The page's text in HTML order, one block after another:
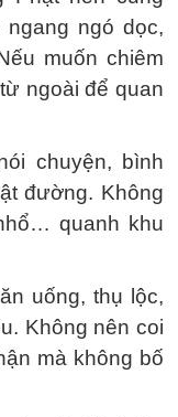
ngang ngó dọc,
muốn chiêm
ngoài để quan
chuyện, bình
đường. Không
quanh khu
uống, thụ lộc,
Không nên coi
mà không bố